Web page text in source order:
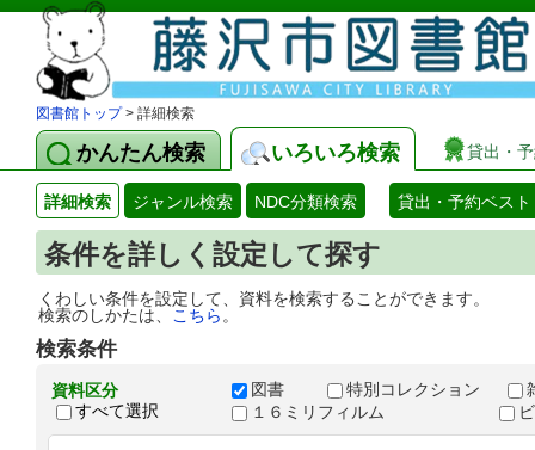
図書館トップ> 詳細検索
かんたん検索 いろいろ検索 貸出・
詳細検索 ジャンル検索 NDC分類検索 貸出・予約ベスト
条件を詳しく設定して探す
くわしい条件を設定して、資料を検索することができます。
検索のしかたは、
こちら 。
検索条件
資料区分
すべて選択
図書 特別コレクション
１６ミリフィルム